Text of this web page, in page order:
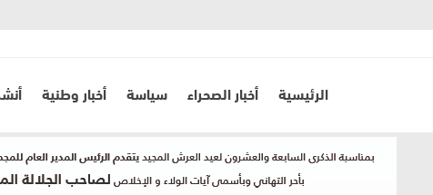
الرئيسية أخبار الصحراء سياسة أخبار وطنية